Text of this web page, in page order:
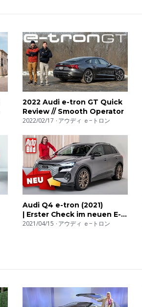
2022 Audi e-tron GT Quick
Review // Smooth Operator
2022/02/17 アウディ ｅ−トロン
Audi Q4 e-tron (2021)
| Erster Check im neuen E-
SUV | Sitzprobe mit
2021/04/15 アウディ ｅ−トロン